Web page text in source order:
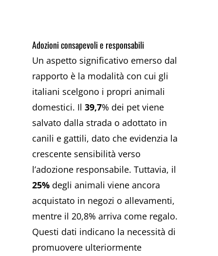
Adozioni consapevoli e responsabili
Un aspetto significativo emerso dal
rapporto è la modalità con cui gli
italiani scelgono i propri animali
domestici. Il39,7% dei pet viene
salvato dalla strada o adottato in
canili e gattili, dato che evidenzia la
crescente sensibilità verso
l’adozione responsabile. Tuttavia, il
25% degli animali viene ancora
acquistato in negozi o allevamenti,
mentre il 20,8% arriva come regalo.
Questi dati indicano la necessità di
promuovere ulteriormente